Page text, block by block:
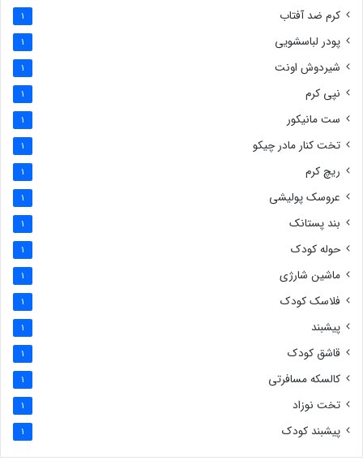
کرم ضد آفتاب 1
پودر لباسشویی 1
شیردوش اونت 1
نپی کرم 1
ست مانیکور 1
تخت کنار مادر چیکو 1
ریچ کرم 1
عروسک پولیشی 1
بند پستانک 1
حوله کودک 1
ماشین شارژی 1
فلاسک کودک 1
پیشبند 1
قاشق کودک 1
کالسکه مسافرتی 1
تخت نوزاد 1
پیشبند کودک 1